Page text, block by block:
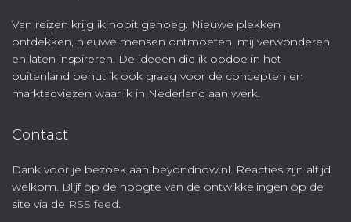
Van reizen krijg ik nooit genoeg. Nieuwe plekken
ontdekken, nieuwe mensen ontmoeten, mij verwonderen
en laten inspireren. De ideeën die ik opdoe in het
buitenland benut ik ook graag voor de concepten en
marktadviezen waar ik in Nederland aan werk.
Contact
Dank voor je bezoek aan beyondnow.nl. Reacties zijn altijd
welkom. Blijf op de hoogte van de ontwikkelingen op de
site via de RSS feed.